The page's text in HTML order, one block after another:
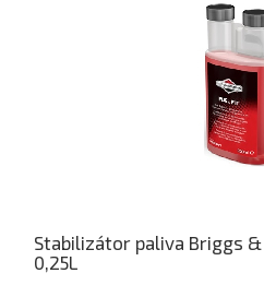
Stabilizátor paliva Briggs
0,25L